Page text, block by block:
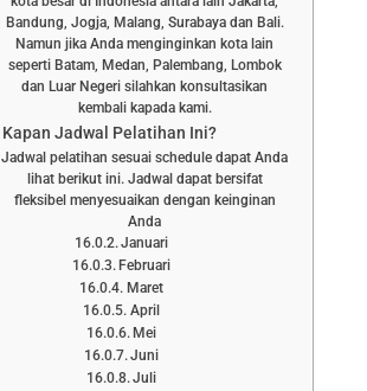
Bandung, Jogja, Malang, Surabaya dan Bali.
Namun jika Anda menginginkan kota lain
seperti Batam, Medan, Palembang, Lombok
dan Luar Negeri silahkan konsultasikan
kembali kapada kami.
Kapan Jadwal Pelatihan Ini?
Jadwal pelatihan sesuai schedule dapat Anda
lihat berikut ini. Jadwal dapat bersifat
fleksibel menyesuaikan dengan keinginan
Anda
Januari
Februari
Maret
April
Mei
Juni
Juli